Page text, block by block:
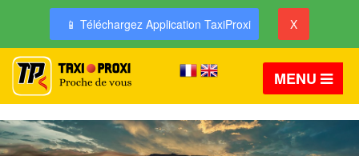
📱 Téléchargez Application TaxiProxi X
MENU